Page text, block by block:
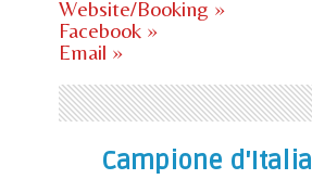
Website/Booking »
Facebook »
Email »
Campione d'Italia